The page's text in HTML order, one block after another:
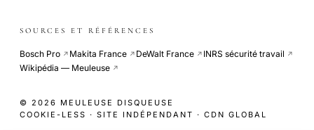
SOURCES ET RÉFÉRENCES
Bosch Pro ↗ Makita France ↗ DeWalt France ↗ INRS sécurité travail ↗
Wikipédia — Meuleuse ↗
© 2026 MEULEUSE DISQUEUSE
COOKIE-LESS · SITE INDÉPENDANT · CDN GLOBAL